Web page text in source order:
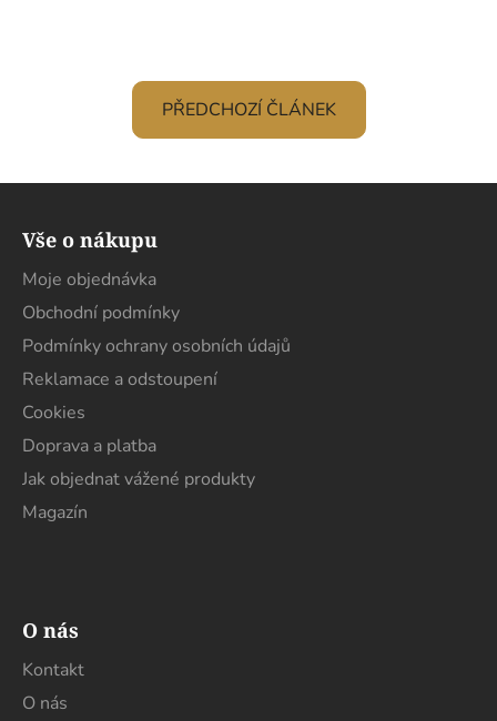
PŘEDCHOZÍ ČLÁNEK
Z
Vše o nákupu
Moje objednávka
Obchodní podmínky
Podmínky ochrany osobních údajů
Reklamace a odstoupení
Cookies
Doprava a platba
Jak objednat vážené produkty
Magazín
O nás
Kontakt
O nás